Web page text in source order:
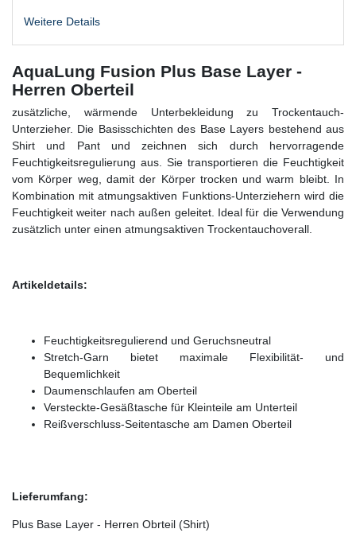
Weitere Details
AquaLung Fusion Plus Base Layer -
Herren Oberteil
zusätzliche, wärmende Unterbekleidung zu Trockentauch-
Unterzieher. Die Basisschichten des Base Layers bestehend aus
Shirt und Pant und zeichnen sich durch hervorragende
Feuchtigkeitsregulierung aus. Sie transportieren die Feuchtigkeit
vom Körper weg, damit der Körper trocken und warm bleibt. In
Kombination mit atmungsaktiven Funktions-Unterziehern wird die
Feuchtigkeit weiter nach außen geleitet. Ideal für die Verwendung
zusätzlich unter einen atmungsaktiven Trockentauchoverall.
Artikeldetails:
Feuchtigkeitsregulierend und Geruchsneutral
Stretch-Garn bietet maximale Flexibilität- und
Bequemlichkeit
Daumenschlaufen am Oberteil
Versteckte-Gesäßtasche für Kleinteile am Unterteil
Reißverschluss-Seitentasche am Damen Oberteil
Lieferumfang:
Plus Base Layer - Herren Obrteil (Shirt)